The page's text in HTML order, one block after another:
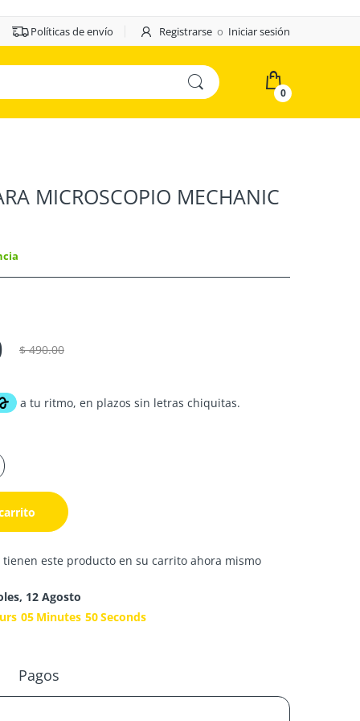
Políticas de envío Registrarse o Iniciar sesión
0
MICROSCOPIO MECHANIC
$ 490.00
tienen este producto en su carrito ahora mismo
12 Agosto
05 Minutes 49Seconds
Pagos